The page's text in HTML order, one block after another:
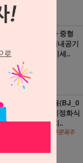
테이블야자 중형
(BJ_18) 실내공기
정화식물 미세..
54,000원
540원 적립
맛상 탁상용(BJ_0
6) 실내공기정화식
물 미세먼지..
540원 적립